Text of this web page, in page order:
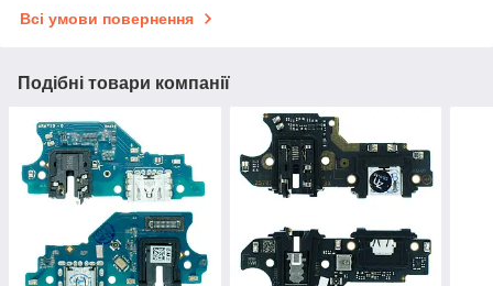
Всі умови повернення
Подібні товари компанії